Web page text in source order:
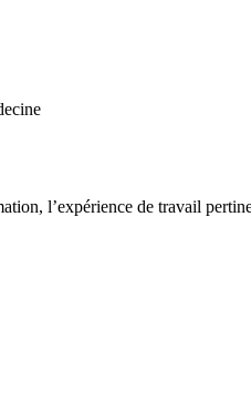
l’expérience de travail